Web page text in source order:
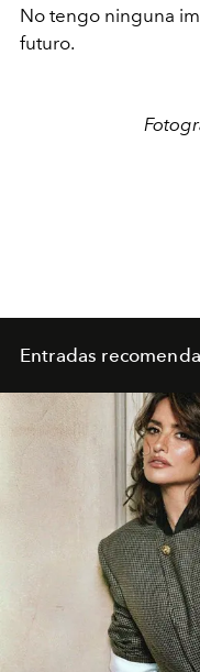
No tengo ninguna
futuro.
Entradas